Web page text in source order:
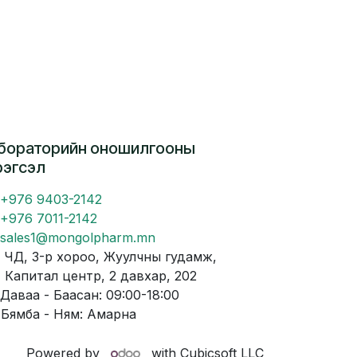
оношилгооны
+976 9403-2142
+976 7011-2142
sales1@mongolpharm.mn
3-р хороо, Жуулчны гудамж,
центр, 2 давхар, 202
- Баасан: 09:00-18:00
- Ням: Амарна
Powered by with Cubicsoft LLC